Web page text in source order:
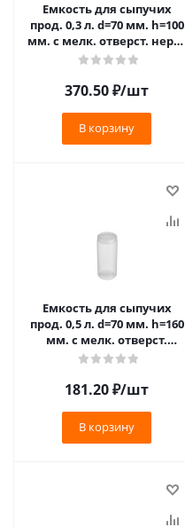
Емкость для сыпучих
прод. 0,3 л. d=70 мм. h=100
мм. с мелк. отверст. нерж.
MGprof /1/ N
370.50₽/шт
В корзину
Емкость для сыпучих
прод. 0,5 л. d=70 мм. h=160
мм. с мелк. отверст.
прозрачная GP /1/24/ ТП
181.20₽/шт
В корзину